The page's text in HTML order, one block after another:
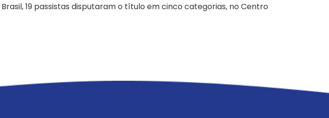
19 passistas disputaram o título em cinco categorias, no Centro